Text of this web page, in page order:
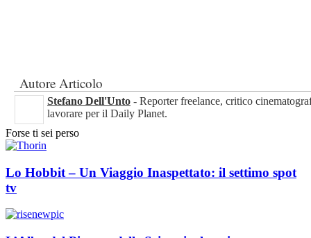
Autore Articolo
Stefano Dell'Unto - Reporter freelance, critico
lavorare per il Daily Planet.
Forse ti sei perso
Lo Hobbit – Un Viaggio Inaspettato: il settimo spot
tv